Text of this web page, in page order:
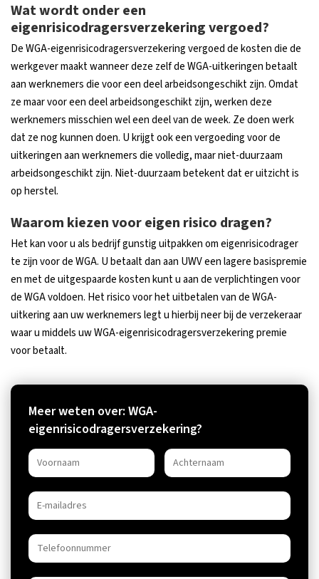
Wat wordt onder een
eigenrisicodragersverzekering vergoed?
De WGA-eigenrisicodragersverzekering vergoed de kosten die de
werkgever maakt wanneer deze zelf de WGA-uitkeringen betaalt
aan werknemers die voor een deel arbeidsongeschikt zijn. Omdat
ze maar voor een deel arbeidsongeschikt zijn, werken deze
werknemers misschien wel een deel van de week. Ze doen werk
dat ze nog kunnen doen. U krijgt ook een vergoeding voor de
uitkeringen aan werknemers die volledig, maar niet-duurzaam
arbeidsongeschikt zijn. Niet-duurzaam betekent dat er uitzicht is
op herstel.
Waarom kiezen voor eigen risico dragen?
Het kan voor u als bedrijf gunstig uitpakken om eigenrisicodrager
te zijn voor de WGA. U betaalt dan aan UWV een lagere basispremie
en met de uitgespaarde kosten kunt u aan de verplichtingen voor
de WGA voldoen. Het risico voor het uitbetalen van de WGA-
uitkering aan uw werknemers legt u hierbij neer bij de verzekeraar
waar u middels uw WGA-eigenrisicodragersverzekering premie
voor betaalt.
Meer weten over: WGA-
eigenrisicodragersverzekering?